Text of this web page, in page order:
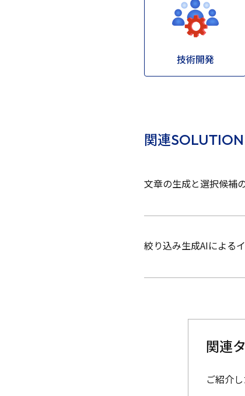
技術開発
関連SOLUTION
文章の生成と選択候補
絞り込み生成AIによる
関連
ご紹介